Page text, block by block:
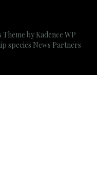
Theme by Kadence WP
species News Partners